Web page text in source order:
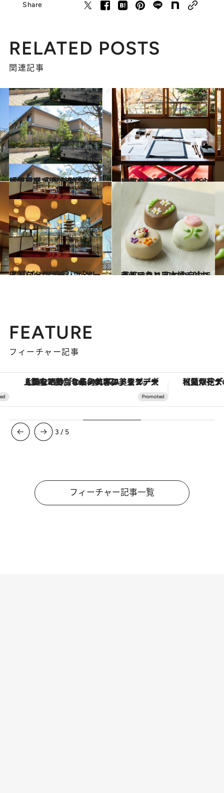
Share
RELATED POSTS
関連記事
2020.1.1
世界遺産「法隆寺」参道にオープン 和文化体験「門前宿 和空 法隆寺」
旅＆お出かけ 2020.1.19
一年の始まりに「星のや京都」で 心を整え、新しい自分を発見
旅＆お出かけ
2020.4.8
上質なヘリテージホテルに 「ブノワ 京都」がオープン
旅＆お出かけ 2020.2.2
京都三条と日本橋で味わえるチョコ 和との自由で美しいマリアージュ
グルメ
FEATURE
フィーチャー記事
【銀座で出合う最旬美容】美髪ケアや上質な眠り…セルフケアのアップデートから、特別な名入れギフトまで。大人のための「ReFa GINZA」クルーズ 【夏限定ディナーコース】旬を
3 / 5
フィーチャー記事一覧